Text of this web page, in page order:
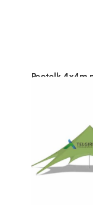
Peotelk 4x4m